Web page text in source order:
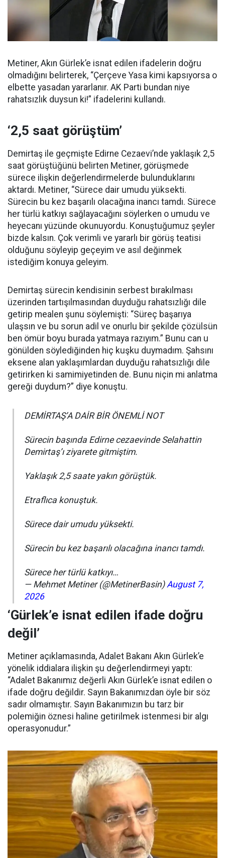
Metiner, Akın Gürlek’e isnat edilen ifadelerin doğru
olmadığını belirterek, “Çerçeve Yasa kimi kapsıyorsa o
elbette yasadan yararlanır. AK Parti bundan niye
rahatsızlık duysun ki!” ifadelerini kullandı.
‘2,5 saat görüştüm’
Demirtaş ile geçmişte Edirne Cezaevi’nde yaklaşık 2,5
saat görüştüğünü belirten Metiner, görüşmede
sürece ilişkin değerlendirmelerde bulunduklarını
aktardı. Metiner, “Sürece dair umudu yüksekti.
Sürecin bu kez başarılı olacağına inancı tamdı. Sürece
her türlü katkıyı sağlayacağını söylerken o umudu ve
heyecanı yüzünde okunuyordu. Konuştuğumuz şeyler
bizde kalsın. Çok verimli ve yararlı bir görüş teatisi
olduğunu söyleyip geçeyim ve asıl değinmek
istediğim konuya geleyim.
Demirtaş sürecin kendisinin serbest bırakılması
üzerinden tartışılmasından duyduğu rahatsızlığı dile
getirip mealen şunu söylemişti: “Süreç başarıya
ulaşsın ve bu sorun adil ve onurlu bir şekilde çözülsün
ben ömür boyu burada yatmaya razıyım.” Bunu can u
gönülden söylediğinden hiç kuşku duymadım. Şahsını
eksene alan yaklaşımlardan duyduğu rahatsızlığı dile
getirirken ki samimiyetinden de. Bunu niçin mi anlatma
gereği duydum?” diye konuştu.
DEMİRTAŞ’A DAİR BİR ÖNEMLİ NOT
Sürecin başında Edirne cezaevinde Selahattin
Demirtaş’ı ziyarete gitmiştim.
Yaklaşık 2,5 saate yakın görüştük.
Etraflıca konuştuk.
Sürece dair umudu yüksekti.
Sürecin bu kez başarılı olacağına inancı tamdı.
Sürece her türlü katkıyı…
— Mehmet Metiner (@MetinerBasin) August 7,
2026
‘Gürlek’e isnat edilen ifade doğru
değil’
Metiner açıklamasında, Adalet Bakanı Akın Gürlek’e
yönelik iddialara ilişkin şu değerlendirmeyi yaptı:
“Adalet Bakanımız değerli Akın Gürlek’e isnat edilen o
ifade doğru değildir. Sayın Bakanımızdan öyle bir söz
sadır olmamıştır. Sayın Bakanımızın bu tarz bir
polemiğin öznesi haline getirilmek istenmesi bir algı
operasyonudur.”